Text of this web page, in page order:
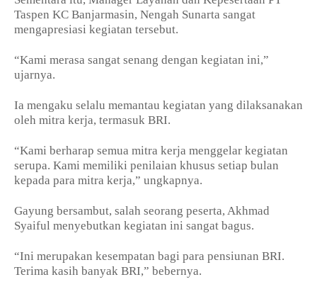
Taspen KC Banjarmasin, Nengah Sunarta sangat
mengapresiasi kegiatan tersebut.
“Kami merasa sangat senang dengan kegiatan ini,”
ujarnya.
Ia mengaku selalu memantau kegiatan yang dilaksanakan
oleh mitra kerja, termasuk BRI.
“Kami berharap semua mitra kerja menggelar kegiatan
serupa. Kami memiliki penilaian khusus setiap bulan
kepada para mitra kerja,” ungkapnya.
Gayung bersambut, salah seorang peserta, Akhmad
Syaiful menyebutkan kegiatan ini sangat bagus.
“Ini merupakan kesempatan bagi para pensiunan BRI.
Terima kasih banyak BRI,” bebernya.